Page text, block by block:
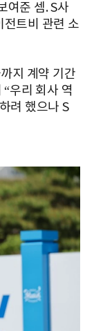
여준 셈. S사
전트비 관련 소
지 계약 기간
우리 회사 역
려 했으나 S